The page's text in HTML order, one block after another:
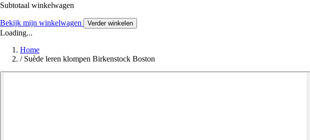
Subtotaal winkelwagen
Bekijk mijn winkelwagen Verder winkelen
Loading...
Home
/ Suède leren klompen Birkenstock Boston